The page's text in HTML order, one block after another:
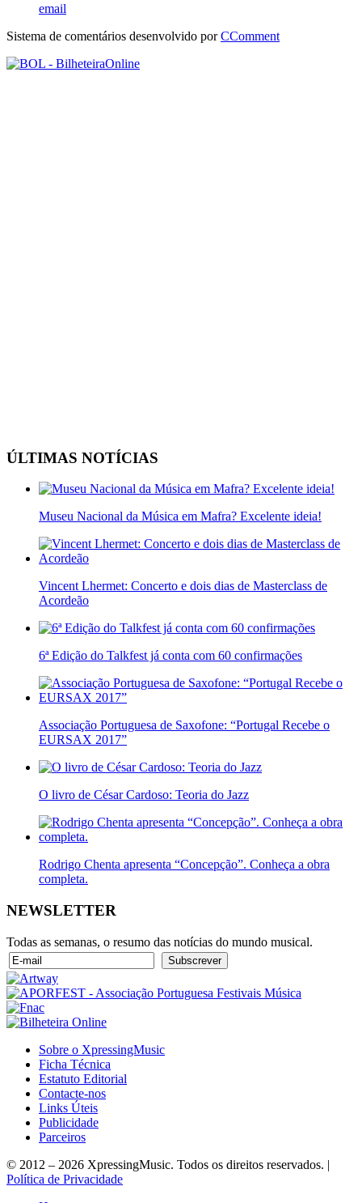
email
Sistema de comentários desenvolvido porCComment
ÚLTIMAS NOTÍCIAS
Museu Nacional da Música em Mafra? Excelente ideia!
Vincent Lhermet: Concerto e dois dias de Masterclass de
Acordeão
6ª Edição do Talkfest já conta com 60 confirmações
Associação Portuguesa de Saxofone: “Portugal Recebe o
EURSAX 2017”
O livro de César Cardoso: Teoria do Jazz
Rodrigo Chenta apresenta “Concepção”. Conheça a obra
completa.
NEWSLETTER
Todas as semanas, o resumo das notícias do mundo musical.
Sobre o XpressingMusic
Ficha Técnica
Estatuto Editorial
Contacte-nos
Links Úteis
Publicidade
Parceiros
© 2012 – 2026 XpressingMusic. Todos os direitos reservados. |
Política de Privacidade